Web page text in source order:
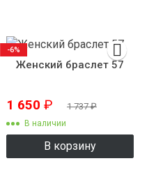
Женский браслет 57
1 650 ₽ 1 737₽
В наличии
В корзину
-6%